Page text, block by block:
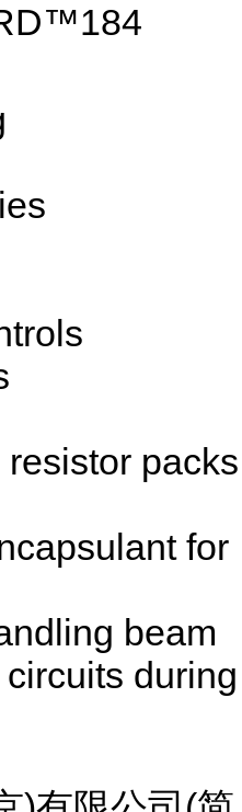
packs
for
beam
during